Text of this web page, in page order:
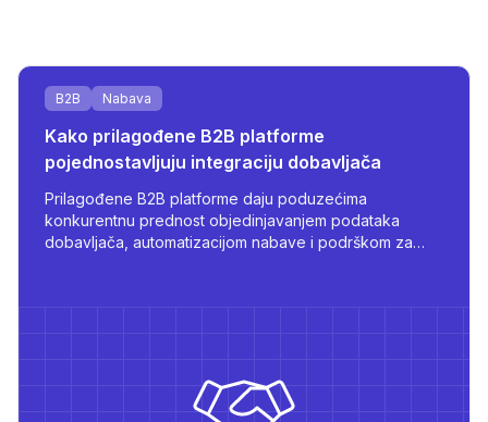
B2B Nabava
Kako prilagođene B2B platforme
pojednostavljuju integraciju dobavljača
Prilagođene B2B platforme daju poduzećima
konkurentnu prednost objedinjavanjem podataka
dobavljača, automatizacijom nabave i podrškom za